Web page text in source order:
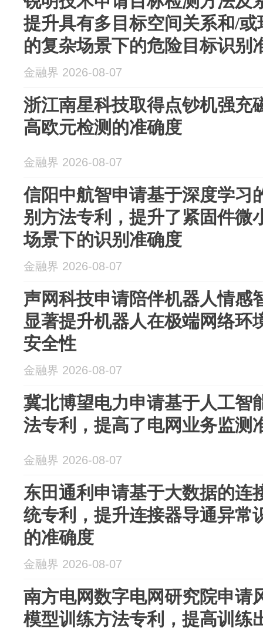
提升具有多目标空间关系和/
的复杂场景下的危险目标识别
金融界 2026-08-07
浙江南星科技取得点钞机强充
高欧元检测的准确度
金融界 2026-08-07
信阳中航智申请基于深度学习
别方法专利，提升了紧固件微
场景下的识别准确度
金融界 2026-08-07
声网科技申请陪伴机器人情感
显著提升机器人在极端网络环
安全性
金融界 2026-08-07
冀北博望电力申请基于人工智
法专利，提高了电网业务监测
金融界 2026-08-07
东田通利申请基于大数据的连
统专利，提升连接器导通异常
的准确度
金融界 2026-08-07
南方电网数字电网研究院申请
模型训练方法专利，提高训练